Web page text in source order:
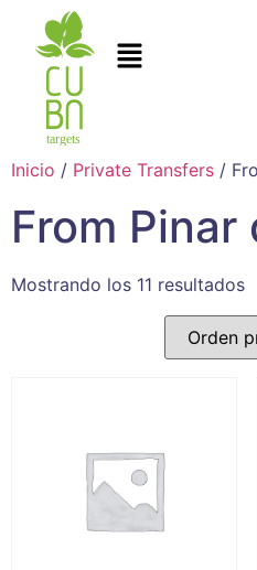
Inicio / Private Transfers /
From Pinar
Mostrando los 11 resultados